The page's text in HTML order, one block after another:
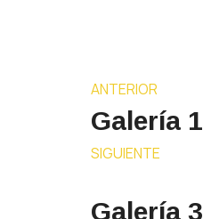
ANTERIOR
Galería 1
SIGUIENTE
Galería 3